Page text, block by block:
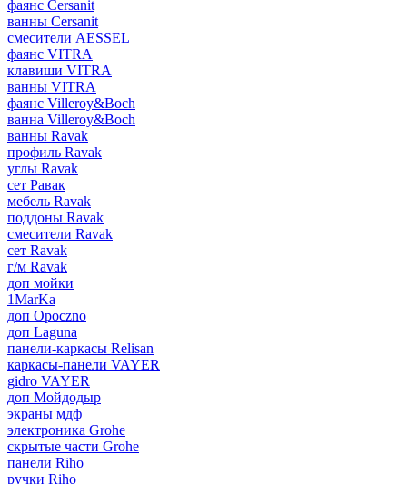
фаянс Cersanit
ванны Cersanit
смесители AESSEL
фаянс VITRA
клавиши VITRA
ванны VITRA
фаянс Villeroy&Boch
ванна Villeroy&Boch
ванны Ravak
профиль Ravak
углы Ravak
сет Равак
мебель Ravak
поддоны Ravak
смесители Ravak
сет Ravak
г/м Ravak
доп мойки
1MarKa
доп Opoczno
доп Laguna
панели-каркасы Relisan
каркасы-панели VAYER
gidro VAYER
доп Мойдодыр
экраны мдф
электроника Grohe
скрытые части Grohe
панели Riho
ручки Riho